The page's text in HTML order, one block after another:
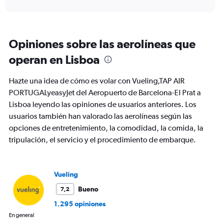
horarios
de
Range:
7
categories.
The
chart
has
1
Y
values.
Range:
0
to
3000.
Opiniones sobre las aerolíneas que
operan en Lisboa
Hazte una idea de cómo es volar con Vueling,TAP AIR
PORTUGALyeasyJet del Aeropuerto de Barcelona-El Prat a
Lisboa leyendo las opiniones de usuarios anteriores. Los
usuarios también han valorado las aerolíneas según las
opciones de entretenimiento, la comodidad, la comida, la
tripulación, el servicio y el procedimiento de embarque.
Vueling
7,2
Bueno
1.295 opiniones
En general